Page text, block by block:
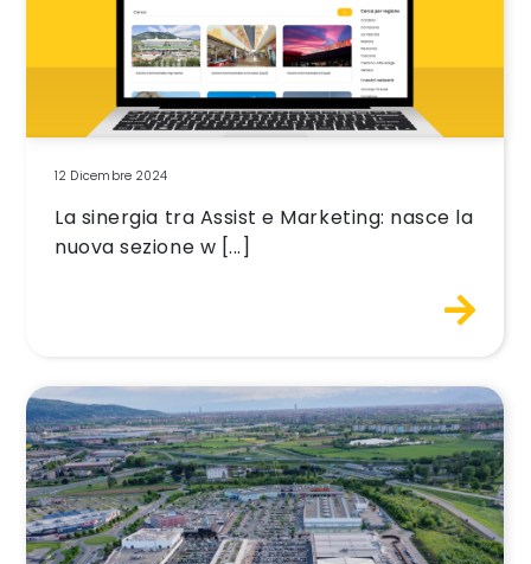
12 Dicembre 2024
La sinergia tra Assist e Marketing: nasce la
nuova sezione w [...]